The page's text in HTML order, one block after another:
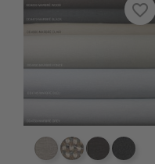
DD4080 MARBRE
DD4090DD4220
favorite_border